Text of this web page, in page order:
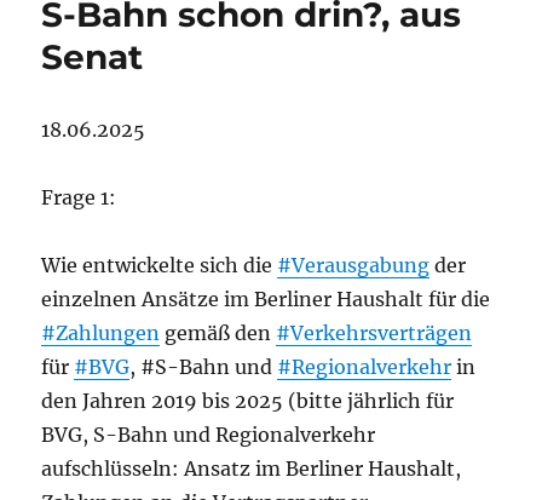
S-Bahn schon drin?, aus
Senat
18.06.2025
Frage 1:
Wie entwickelte sich die #Verausgabung der
einzelnen Ansätze im Berliner Haushalt für die
#Zahlungen gemäß den #Verkehrsverträgen
für #BVG, #S-Bahn und #Regionalverkehr in
den Jahren 2019 bis 2025 (bitte jährlich für
BVG, S-Bahn und Regionalverkehr
aufschlüsseln: Ansatz im Berliner Haushalt,